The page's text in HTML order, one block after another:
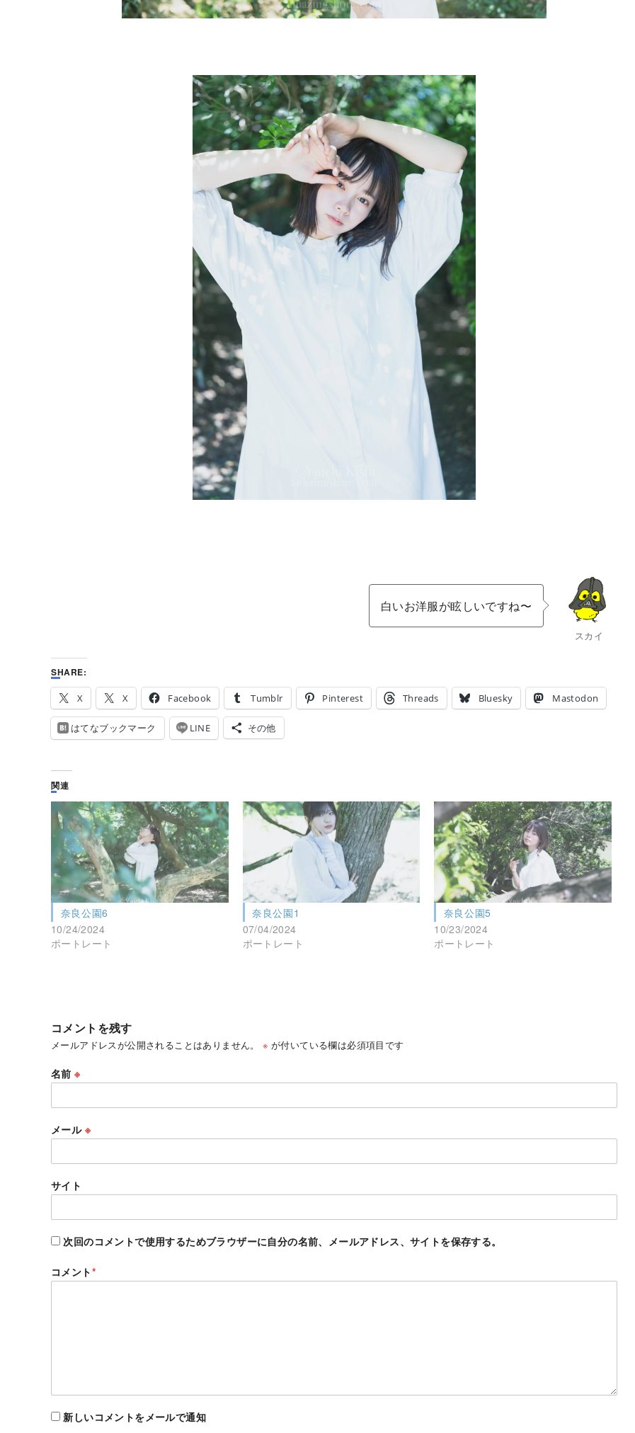
スカイ
白いお洋服が眩しいですね〜
SHARE:
X X Facebook Tumblr Pinterest Threads Bluesky Mastodon
はてなブックマーク LINE その他
関連
奈良公園6
10/24/2024
ポートレート
奈良公園1
07/04/2024
ポートレート
奈良公園5
10/23/2024
ポートレート
コメントを残す
メールアドレスが公開されることはありません。 ※ が付いている欄は必須項目です
名前※
メール ※
サイト
次回のコメントで使用するためブラウザーに自分の名前、メールアドレス、サイトを保存する。
コメント*
新しいコメントをメールで通知